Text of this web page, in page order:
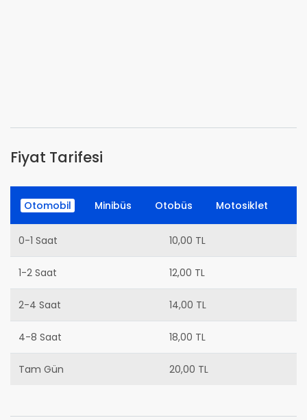
Fiyat Tarifesi
Otomobil Minibüs Otobüs Motosiklet
0-1 Saat 10,00 TL
1-2 Saat 12,00 TL
2-4 Saat 14,00 TL
4-8 Saat 18,00 TL
Tam Gün 20,00 TL